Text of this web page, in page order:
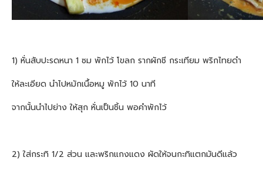
1) หั่นสับปะรดหนา 1 ซม พักไว้ โขลก รากผักชี กระเทียม พริกไทยดำ
ให้ละเอียด นำไปหมักเนื้อหมู พักไว้ 10 นาที
จากนั้นนำไปย่าง ให้สุก หั่นเป็นชิ้น พอคำพักไว้
2) ใส่กระทิ 1/2 ส่วน และพริกแกงแดง ผัดให้จนกะทิแตกมันดีแล้ว